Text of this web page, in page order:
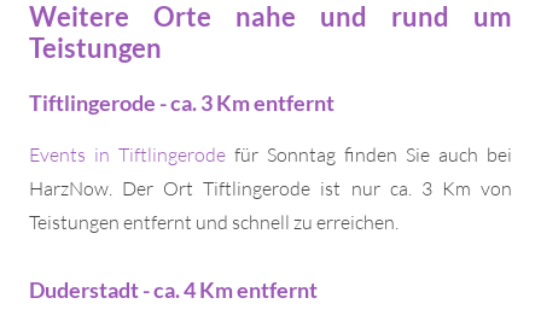
Weitere Orte nahe und rund um
Teistungen
Tiftlingerode - ca. 3 Km entfernt
Events in Tiftlingerode für Sonntag finden Sie auch bei
HarzNow. Der Ort Tiftlingerode ist nur ca. 3 Km von
Teistungen entfernt und schnell zu erreichen.
Duderstadt - ca. 4 Km entfernt